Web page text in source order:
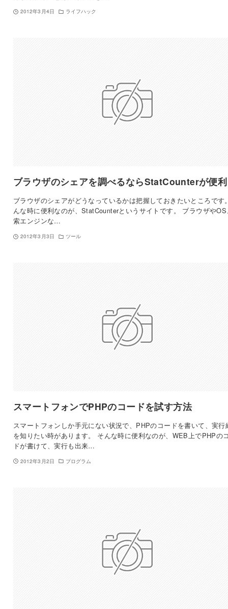
2012年3月4日 ライフハック
ブラウザのシェアを調べるならStatCounterが便利
ブラウザのシェアがどうなっているかは把握しておきたいところです
んな時に便利なのが、StatCounterというサイトです。 ブラウザや
索エンジンな…
2012年3月3日 ツール
スマートフォンでPHPのコードを試す方法
スマートフォンしか手元にない状況で、PHPのコードを書いて、実行
を知りたい時があります。 そんな時に便利なのが、WEB上でPHPの
ドが書けて、実行も出来…
2012年3月2日 プログラム